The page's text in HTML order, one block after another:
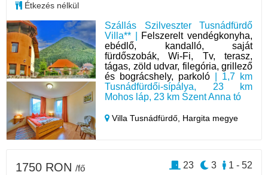
Szállás Szilveszter Tusnádfürdő
Villa** | Felszerelt vendégkonyha,
ebédlő, kandalló, saját
fürdőszobák, Wi-Fi, Tv, terasz,
tágas, zöld udvar, filegória, grillező
és bográcshely, parkoló | 1,7 km
Tusnádfürdői-sípálya, 23 km
Mohos láp, 23 km Szent Anna tó
Villa Tusnádfürdő, Hargita megye
Étkezés nélkül
1750 RON /fő 1 - 52
3
23